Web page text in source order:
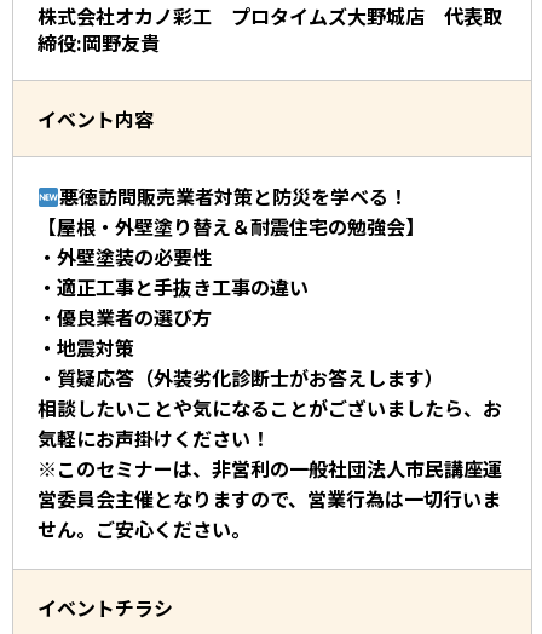
株式会社オカノ彩工 プロタイムズ大野城店 代表取
締役:岡野友貴
イベント内容
悪徳訪問販売業者対策と防災を学べる！
【屋根・外壁塗り替え＆耐震住宅の勉強会】
・外壁塗装の必要性
・適正工事と手抜き工事の違い
・優良業者の選び方
・地震対策
・質疑応答（外装劣化診断士がお答えします）
相談したいことや気になることがございましたら、お
気軽にお声掛けください！
※このセミナーは、非営利の一般社団法人市民講座運
営委員会主催となりますので、営業行為は一切行いま
せん。ご安心ください。
イベントチラシ